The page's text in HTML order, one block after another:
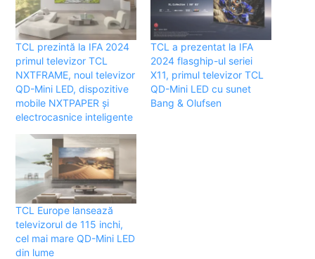
TCL prezintă la IFA 2024
primul televizor TCL
NXTFRAME, noul televizor
QD-Mini LED, dispozitive
mobile NXTPAPER și
electrocasnice inteligente
TCL a prezentat la IFA
2024 flasghip-ul seriei
X11, primul televizor TCL
QD-Mini LED cu sunet
Bang & Olufsen
TCL Europe lansează
televizorul de 115 inchi,
cel mai mare QD-Mini LED
din lume